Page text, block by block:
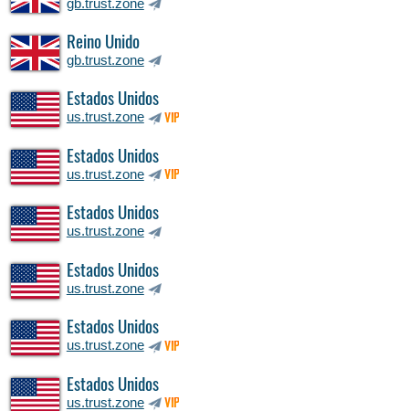
Reino Unido
gb.trust.zone
Estados Unidos
us.trust.zone VIP
Estados Unidos
us.trust.zone VIP
Estados Unidos
us.trust.zone
Estados Unidos
us.trust.zone
Estados Unidos
us.trust.zone VIP
Estados Unidos
us.trust.zone VIP